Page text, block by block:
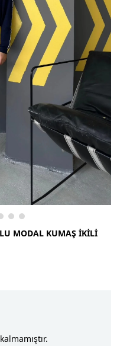
MODAL KUMAŞ İKİLİ